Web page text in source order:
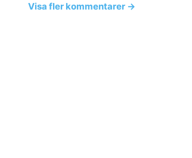
Visa fler kommentarer →